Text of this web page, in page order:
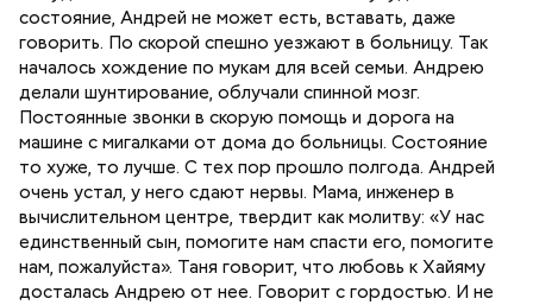
состояние, Андрей не может есть, вставать, даже
говорить. По скорой спешно уезжают в больницу. Так
началось хождение по мукам для всей семьи. Андрею
делали шунтирование, облучали спинной мозг.
Постоянные звонки в скорую помощь и дорога на
машине с мигалками от дома до больницы. Состояние
то хуже, то лучше. С тех пор прошло полгода. Андрей
очень устал, у него сдают нервы. Мама, инженер в
вычислительном центре, твердит как молитву: «У нас
единственный сын, помогите нам спасти его, помогите
нам, пожалуйста». Таня говорит, что любовь к Хайяму
досталась Андрею от нее. Говорит с гордостью. И не